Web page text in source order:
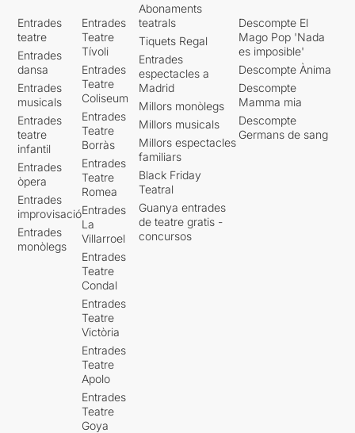
Entrades
teatre
Entrades
dansa
Entrades
musicals
Entrades
teatre
infantil
Entrades
òpera
Entrades
improvisació
Entrades
monòlegs
Entrades
Teatre
Tívoli
Entrades
Teatre
Coliseum
Entrades
Teatre
Borràs
Entrades
Teatre
Romea
Entrades
La
Villarroel
Entrades
Teatre
Condal
Entrades
Teatre
Victòria
Entrades
Teatre
Apolo
Entrades
Teatre
Goya
Abonaments
teatrals
Tiquets Regal
Entrades
espectacles a
Madrid
Millors monòlegs
Millors musicals
Millors espectacles
familiars
Black Friday
Teatral
Guanya entrades
de teatre gratis -
concursos
Descompte El
Mago Pop 'Nada
es imposible'
Descompte Ànima
Descompte
Mamma mia
Descompte
Germans de sang